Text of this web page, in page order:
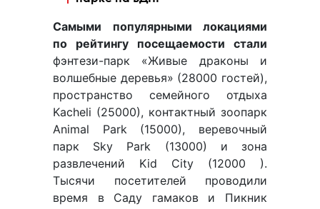
Самыми популярными локациями
по рейтингу посещаемости стали
фэнтези-парк «Живые драконы и
волшебные деревья» (28000 гостей),
пространство семейного отдыха
Kacheli (25000), контактный зоопарк
Animal Park (15000), веревочный
парк Sky Park (13000) и зона
развлечений Kid City (12000 ).
Тысячи посетителей проводили
время в Саду гамаков и Пикник